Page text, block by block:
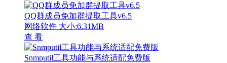
QQ群成员免加群提取工具v6.5
网络软件 大小:6.31MB
查 看
Snmputil工具功能与系统适配免费版